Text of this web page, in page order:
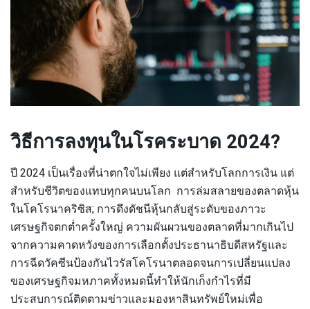
วิธีการลงทุนในโรคระบาด 2024?
ปี 2024 เป็นเรื่องที่น่าตกใจไม่เพียง แต่สำหรับโลกการเงิน แต่
สำหรับชีวิตของแทบทุกคนบนโลก การล่มสลายของตลาดหุ้น
ในโคโรนาคริซิส; การดึงดัชนีหุ้นกลับสู่ระดับของภาวะ
เศรษฐกิจตกต่ำครั้งใหญ่ ความผันผวนของตลาดที่มากเกินไป
จากความคาดหวังของการเลือกตั้งประธานาธิบดีสหรัฐและ
การฉีดวัคซีนป้องกันไวรัสโคโรนาตลอดจนการเปลี่ยนแปลง
ของเศรษฐกิจมหภาคทั้งหมดนี้ทำให้นักเก็งกำไรที่มี
ประสบการณ์ติดตามข่าวและมองหาสินทรัพย์ใหม่เพื่อ